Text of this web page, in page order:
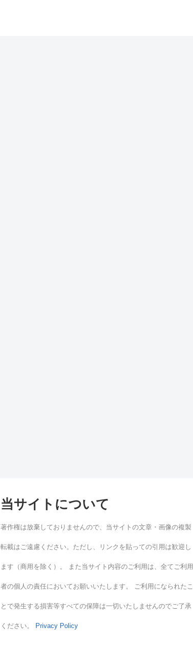
当サイトについて
著作権は放棄しておりませんので、当サイトの文章・画像の複製
転載はご遠慮ください。ただし、リンクを貼っての引用は歓迎し
ます（商用を除く）。 また当サイト内容のご利用は、全てご利用
者の個人の責任においてお願いいたします。 ご利用になられたこ
とで発生する損害等すべての保障は一切いたしませんのでご了承
ください。 Privacy Policy